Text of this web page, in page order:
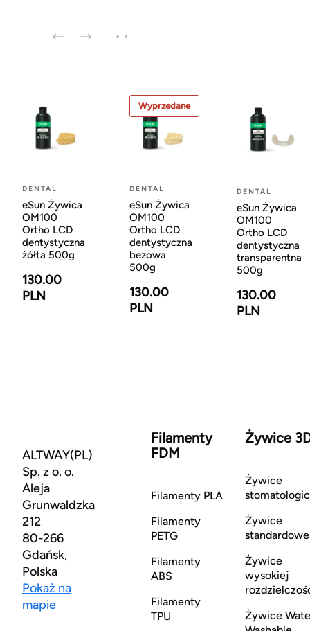
DENTAL
eSun Żywica
OM100
Ortho LCD
dentystyczna
żółta 500g
130.00
PLN
Wyprzedane
DENTAL
eSun Żywica
OM100
Ortho LCD
dentystyczna
bezowa
500g
130.00
PLN
DENTAL
eSun Żywica
OM100
Ortho LCD
dentystyczna
transparentna
500g
130.00
PLN
ALTWAY(PL)
Sp. z o. o.
Aleja
Grunwaldzka
212
80-266
Gdańsk,
Polska
Pokaż na
mapie
Filamenty
FDM
Filamenty PLA
Filamenty
PETG
Filamenty
ABS
Filamenty
TPU
Żywice
Żywice
Żywice
standardowe
Żywice
wysokiej
Żywice